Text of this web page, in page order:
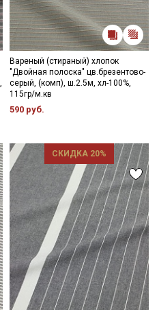
Вареный (стираный) хлопок
"Двойная полоска" цв.брезентово-
серый, (комп), ш.2.5м, хл-100%,
115гр/м.кв
590 руб.
СКИДКА 20%